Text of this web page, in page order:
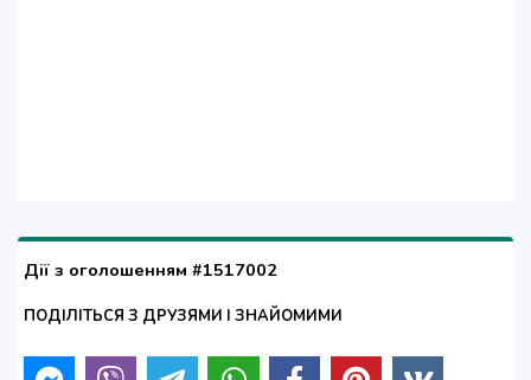
Дії з оголошенням #1517002
ПОДІЛІТЬСЯ З ДРУЗЯМИ І ЗНАЙОМИМИ